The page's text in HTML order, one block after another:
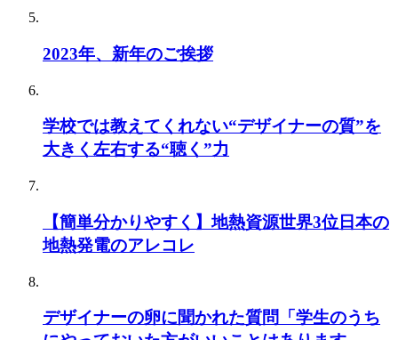
2023年、新年のご挨拶
学校では教えてくれない“デザイナーの質”を
大きく左右する“聴く”力
【簡単分かりやすく】地熱資源世界3位日本の
地熱発電のアレコレ
デザイナーの卵に聞かれた質問「学生のうち